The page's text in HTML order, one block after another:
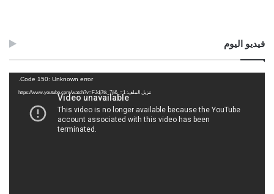
فيديو اليوم
Code 150: Unknown error.
تنزيل الملف: https://www.youtube.com/watch?v=FJdj7tk_7jI&_=1